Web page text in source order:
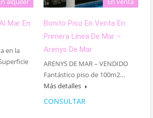
Mar En
en la
Bonito Piso En Venta En
Primera Línea De Mar –
Arenys De Mar
ARENYS DE MAR – VENDIDO
Fantástico piso de 100m2…
Más detalles
CONSULTAR